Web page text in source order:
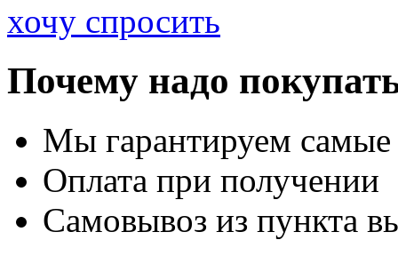
хочу спросить
Почему надо
Мы гарантируем
Оплата при получении
Самовывоз из пункта